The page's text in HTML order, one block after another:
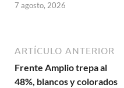
7 agosto, 2026
ARTÍCULO ANTERIOR
Frente Amplio trepa al
48%, blancos y colorados